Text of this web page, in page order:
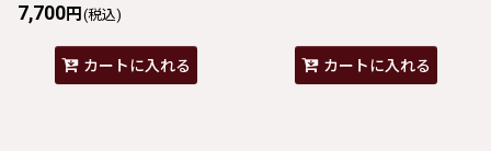
7,700円 (税込)
カートに入れる カートに入れる